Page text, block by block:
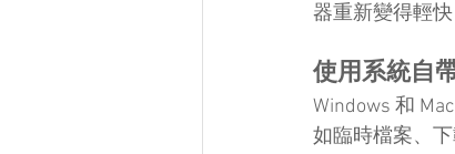
器重新變得輕快
使用系統自
Windows 和
如臨時檔案、